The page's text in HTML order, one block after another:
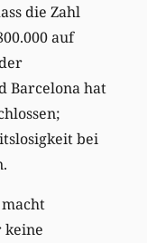
die Zahl
auf
Barcelona hat
bei
macht
keine